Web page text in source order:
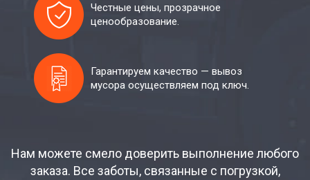
Честные цены, прозрачное
ценообразование.
Гарантируем качество — вывоз
мусора осуществляем под ключ.
Нам можете смело доверить выполнение любого
заказа. Все заботы, связанные с погрузкой,